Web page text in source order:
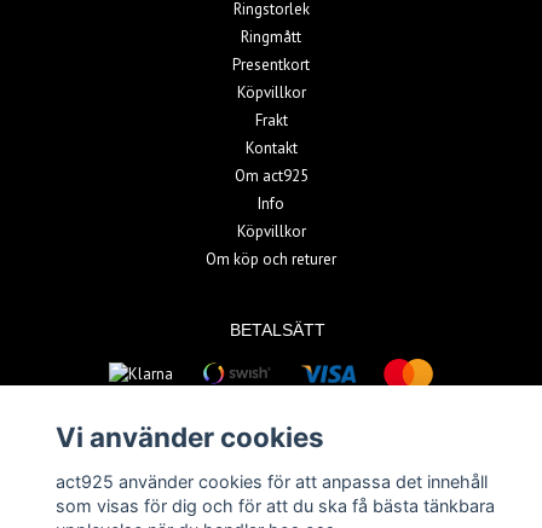
Ringstorlek
Ringmått
Presentkort
Köpvillkor
Frakt
Kontakt
Om act925
Info
Köpvillkor
Om köp och returer
BETALSÄTT
© Copyright 2026 act925
Vi använder cookies
act925 använder cookies för att anpassa det innehåll
som visas för dig och för att du ska få bästa tänkbara